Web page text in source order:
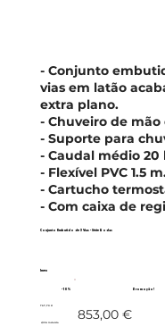
Conjunto Embutido de 3 Vias - Série Rodas
Imex
Promoção!
- 10%
767,70 € 853,00 €
c/IVA incluído
- Conjunto
vias em latão
extra plano.
- Chuveiro de mão
- Suporte para
- Caudal médio 20
- Flexível PVC 1.5
- Cartucho
- Com caixa de